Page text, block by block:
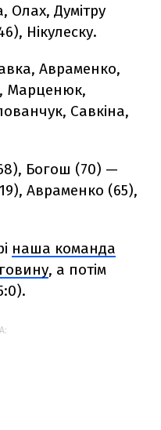
Олах, Думітру
Нікулеску.
Авраменко,
Марценюк,
Савкіна,
Богош (70) —
Авраменко (65),
наша команда
, а потім